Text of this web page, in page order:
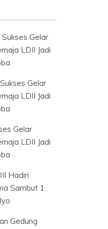
Gelar
LDII Jadi
Gelar
LDII Jadi
Gelar
LDII Jadi
Hadiri
Sambut 1
Gedung